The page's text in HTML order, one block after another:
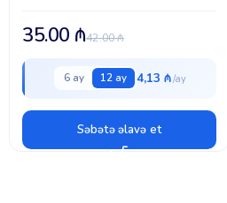
42.00₼
35.00 ₼
6 ay 12 ay 4,13 ₼
Səbətə əlavə et